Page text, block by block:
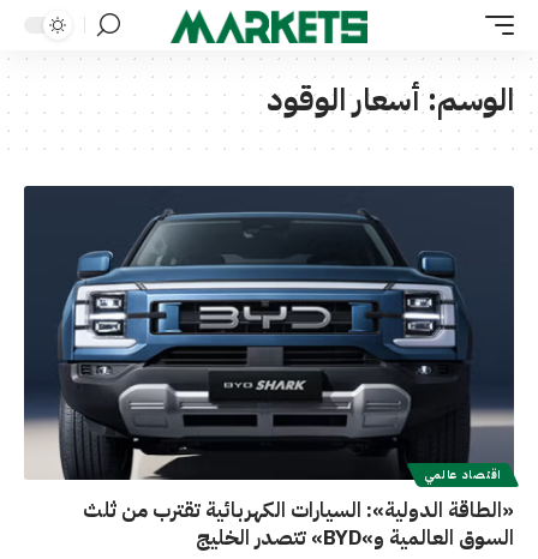
الوسم:أسعار الوقود
اقتصاد عالمي
«الطاقة الدولية»: السيارات الكهربائية تقترب من ثلث
السوق العالمية و»BYD» تتصدر الخليج